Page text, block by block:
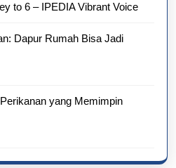
to 6 – IPEDIA Vibrant Voice
Dapur Rumah Bisa Jadi
yang Memimpin